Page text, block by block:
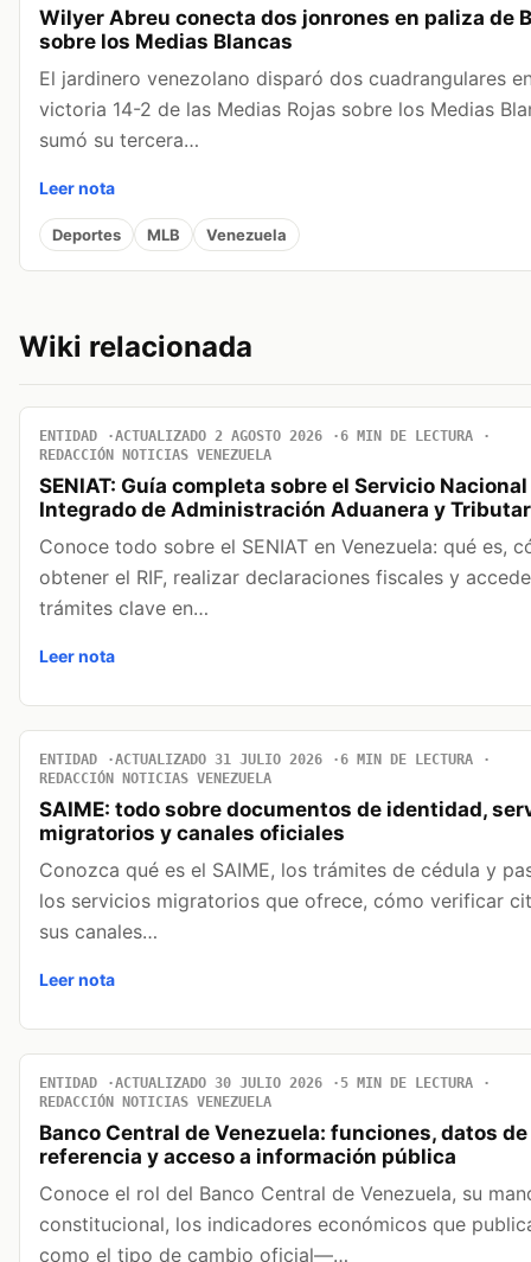
Wilyer Abreu conecta dos jonrones en paliza de
sobre los Medias Blancas
El jardinero venezolano disparó dos cuadrangulares
victoria 14-2 de las Medias Rojas sobre los Medias
sumó su tercera…
Leer nota
Deportes MLB Venezuela
Wiki relacionada
ENTIDAD ACTUALIZADO 2 AGOSTO 2026
6 MIN DE LECTURA
REDACCIÓN NOTICIAS VENEZUELA
SENIAT: Guía completa sobre el Servicio Nacional
Integrado de Administración Aduanera y
Conoce todo sobre el SENIAT en Venezuela: qué es,
obtener el RIF, realizar declaraciones fiscales y
trámites clave en…
Leer nota
ENTIDAD ACTUALIZADO 31 JULIO 2026
6 MIN DE LECTURA
REDACCIÓN NOTICIAS VENEZUELA
SAIME: todo sobre documentos de identidad,
migratorios y canales oficiales
Conozca qué es el SAIME, los trámites de cédula y
los servicios migratorios que ofrece, cómo verificar
sus canales…
Leer nota
ENTIDAD ACTUALIZADO 30 JULIO 2026
5 MIN DE LECTURA
REDACCIÓN NOTICIAS VENEZUELA
Banco Central de Venezuela: funciones, datos de
referencia y acceso a información pública
Conoce el rol del Banco Central de Venezuela, su
constitucional, los indicadores económicos que
como el tipo de cambio oficial—…